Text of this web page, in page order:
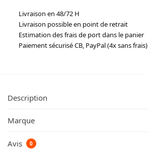
Livraison en 48/72 H
Livraison possible en point de retrait
Estimation des frais de port dans le panier
Paiement sécurisé CB, PayPal (4x sans frais)
Description
Marque
Avis 0